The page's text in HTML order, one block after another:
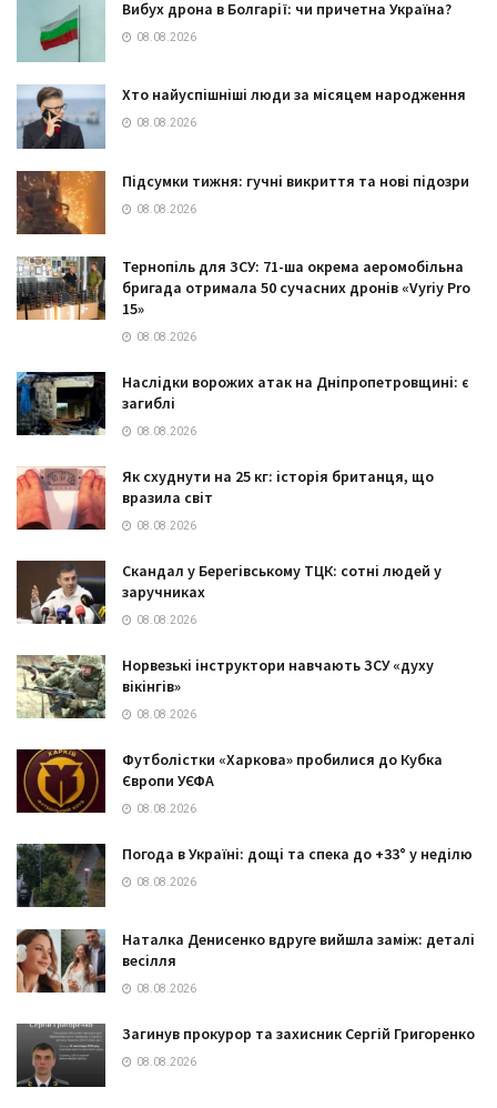
Вибух дрона в Болгарії: чи причетна Україна?
08.08.2026
Хто найуспішніші люди за місяцем народження
08.08.2026
Підсумки тижня: гучні викриття та нові підозри
08.08.2026
Тернопіль для ЗСУ: 71-ша окрема аеромобільна
бригада отримала 50 сучасних дронів «Vyriy Pro
15»
08.08.2026
Наслідки ворожих атак на Дніпропетровщині: є
загиблі
08.08.2026
Як схуднути на 25 кг: історія британця, що
вразила світ
08.08.2026
Скандал у Берегівському ТЦК: сотні людей у
заручниках
08.08.2026
Норвезькі інструктори навчають ЗСУ «духу
вікінгів»
08.08.2026
Футболістки «Харкова» пробилися до Кубка
Європи УЄФА
08.08.2026
Погода в Україні: дощі та спека до +33° у неділю
08.08.2026
Наталка Денисенко вдруге вийшла заміж: деталі
весілля
08.08.2026
Загинув прокурор та захисник Сергій Григоренко
08.08.2026